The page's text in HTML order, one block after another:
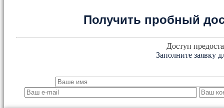
Получить пробный
Доступ
Заполните заявку